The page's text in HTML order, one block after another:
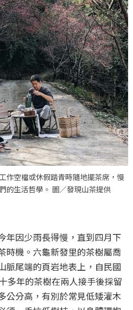
作空檔或休假踏青時隨地擺茶席，慢
的生活哲學。 圖／發現山茶提供
年因少雨長得慢，直到四月下
時機。六龜新發里的茶樹屬喬
脈尾端的頁岩地表上，自民國
多年的茶樹在兩人接手後採留
公分高，有別於常見低矮灌木